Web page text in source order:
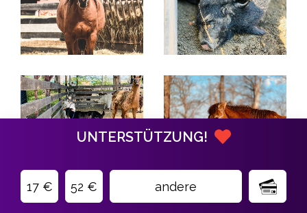
UNTERSTÜTZUNG!
17 € 52 € andere